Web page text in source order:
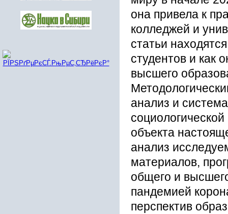
она привела к
колледжей и
статьи
студентов и как
высшего
анализ и
объекта
анализ
материалов,
общего и
пандемией
перспектив